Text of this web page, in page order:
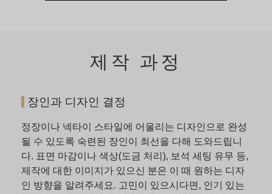
제작 과정
장인과 디자인 결정
정장이나 넥타이 스타일에 어울리는 디자인으로 완성
될 수 있도록 숙련된 장인이 최선을 다해 도와드립니
다. 표면 마감이나 색상(도금 처리), 보석 세팅 유무 등,
제작에 대한 이미지가 있으신 분은 이 때 원하는 디자
인 방향을 알려주세요. 고민이 있으시다면, 인기 있는